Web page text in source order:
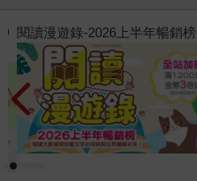
夏日閱讀大冒險